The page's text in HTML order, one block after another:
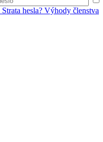
Strata hesla? Výhody členstva